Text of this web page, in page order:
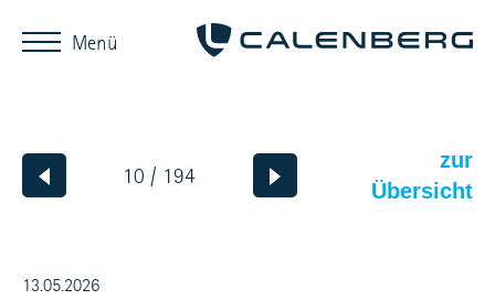
10 / 194
zur
Übersicht
13.05.2026
Menü